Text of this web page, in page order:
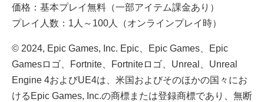
価格：基本プレイ無料（一部アイテム課金あり）
プレイ人数：1人～100人（オンラインプレイ時）
© 2024, Epic Games, Inc. Epic、Epic Games、Epic
Gamesロゴ、Fortnite、Fortniteロゴ、Unreal、Unreal
Engine 4およびUE4は、米国およびそのほかの国々にお
けるEpic Games, Inc.の商標または登録商標であり、無断